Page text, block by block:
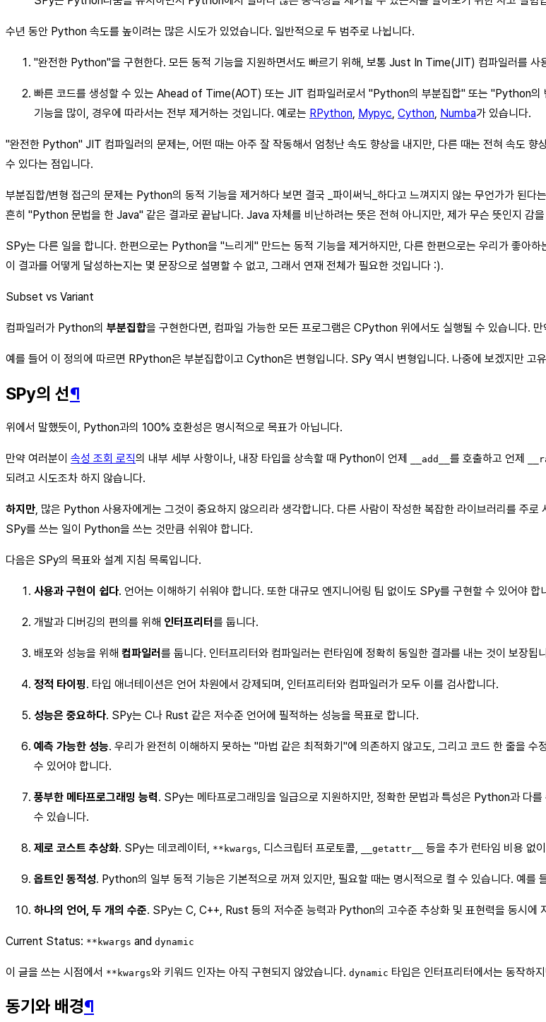
수년 동안 Python 속도를 높이려는 많은 시도가 있었습니다. 일반적으로 두 범주로 나뉩니다.
"완전한 Python"을 구현한다. 모든 동적 기능을 지원하면서도 빠르기 위해, 보통 Just In Time(JIT) 컴파일러를 사
빠른 코드를 생성할 수 있는 Ahead of Time(AOT) 또는 JIT 컴파일러로서 "Python의 부분집합" 또는 "Python의
기능을 많이, 경우에 따라서는 전부 제거하는 것입니다. 예로는 RPython Mypyc Cython Numba가 있습니다.
"완전한 Python" JIT 컴파일러의 문제는, 어떤 때는 아주 잘 작동해서 엄청난 속도 향상을 내지만, 다른 때는 전혀 속도
수 있다는 점입니다.
부분집합/변형 접근의 문제는 Python의 동적 기능을 제거하다 보면 결국 _파이써닉_하다고 느껴지지 않는 무언가가 된
흔히 "Python 문법을 한 Java" 같은 결과로 끝납니다. Java 자체를 비난하려는 뜻은 전혀 아니지만, 제가 무슨 뜻인지 감
SPy는 다른 일을 합니다. 한편으로는 Python을 "느리게" 만드는 동적 기능을 제거하지만, 다른 한편으로는 우리가 좋아
이 결과를 어떻게 달성하는지는 몇 문장으로 설명할 수 없고, 그래서 연재 전체가 필요한 것입니다 :).
Subset vs Variant
컴파일러가 Python의 부분집합을 구현한다면, 컴파일 가능한 모든 프로그램은 CPython 위에서도 실행될 수 있습니다.
예를 들어 이 정의에 따르면 RPython은 부분집합이고 Cython은 변형입니다. SPy 역시 변형입니다. 나중에 보겠지만 고
SPy의 선¶
위에서 말했듯이, Python과의 100% 호환성은 명시적으로 목표가 아닙니다.
만약 여러분이 속성 조회 로직의 내부 세부 사항이나, 내장 타입을 상속할 때 Python이 언제 __add__ 를 호출하고 언제
되려고 시도조차 하지 않습니다.
하지만 , 많은 Python 사용자에게는 그것이 중요하지 않으리라 생각합니다. 다른 사람이 작성한 복잡한 라이브러리를 주
SPy를 쓰는 일이 Python을 쓰는 것만큼 쉬워야 합니다.
다음은 SPy의 목표와 설계 지침 목록입니다.
사용과 구현이 쉽다. 언어는 이해하기 쉬워야 합니다. 또한 대규모 엔지니어링 팀 없이도 SPy를 구현할 수 있어야 합
개발과 디버깅의 편의를 위해 인터프리터 를 둡니다.
배포와 성능을 위해 컴파일러 를 둡니다. 인터프리터와 컴파일러는 런타임에 정확히 동일한 결과를 내는 것이 보장됩
정적 타이핑. 타입 애너테이션은 언어 차원에서 강제되며, 인터프리터와 컴파일러가 모두 이를 검사합니다.
성능은 중요하다. SPy는 C나 Rust 같은 저수준 언어에 필적하는 성능을 목표로 합니다.
예측 가능한 성능. 우리가 완전히 이해하지 못하는 "마법 같은 최적화기"에 의존하지 않고도, 그리고 코드 한 줄을
수 있어야 합니다.
풍부한 메타프로그래밍 능력. SPy는 메타프로그래밍을 일급으로 지원하지만, 정확한 문법과 특성은 Python과
수 있습니다.
제로 코스트 추상화. SPy는 데코레이터, **kwargs , 디스크립터 프로토콜, __getattr__ 등을 추가 런타임 비용 없
옵트인 동적성. Python의 일부 동적 기능은 기본적으로 꺼져 있지만, 필요할 때는 명시적으로 켤 수 있습니다. 예를
하나의 언어, 두 개의 수준. SPy는 C, C++, Rust 등의 저수준 능력과 Python의 고수준 추상화 및 표현력을 동시에
Current Status: **kwargs and dynamic
이 글을 쓰는 시점에서 **kwargs와 키워드 인자는 아직 구현되지 않았습니다. dynamic 타입은 인터프리터에서는 동작하
동기와 배경¶